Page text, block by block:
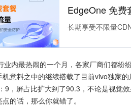
EdgeOne 免费
长期享受不限量
业内最热闹的一个月，各家厂商们都纷
意料之中的继续搭载了目前vivo独家
9，屏占比扩大到了90.3，不论是视觉
的话，那么你就错了。